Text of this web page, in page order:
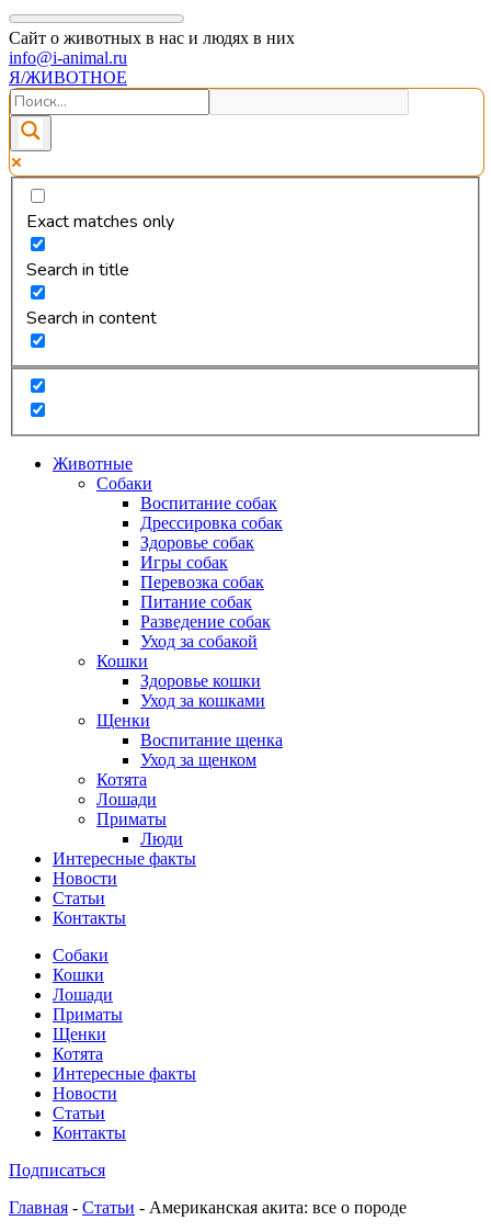
Сайт о животных в нас и людях в них
info@i-animal.ru
Я/ЖИВОТНОЕ
Exact matches only
Search in title
Search in content
Животные
Собаки
Воспитание собак
Дрессировка собак
Здоровье собак
Игры собак
Перевозка собак
Питание собак
Разведение собак
Уход за собакой
Кошки
Здоровье кошки
Уход за кошками
Щенки
Воспитание щенка
Уход за щенком
Котята
Лошади
Приматы
Люди
Интересные факты
Новости
Статьи
Контакты
Собаки
Кошки
Лошади
Приматы
Щенки
Котята
Интересные факты
Новости
Статьи
Контакты
Подписаться
Главная - Статьи - Американская акита: все о породе